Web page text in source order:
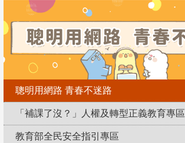
聰明用網路 青春不迷路
「補課了沒？」人權及轉型正義教育專區
教育部全民安全指引專區